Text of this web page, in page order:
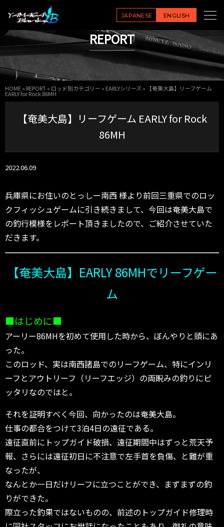
JAPANESE ENGLISH
REPORT
HOME» REPORT» ロッド別カテゴリー » EARLYシリーズ» 【奄美大島】リーフゲーム
EARLY for Rock 86MH
【奄美大島】リーフゲーム EARLY for Rock
86MH
2022.06.09
兵庫県にお住いのとっしー南西 様より前回三重県でのロッ
クフィッシュゲームに引き続きまして、今回は奄美大島で
の釣行模様をレポート頂きましたので、ご紹介させていた
だきます。
【奄美大島】EARLY 86MHでリーフゲー
ム
■はじめに■
アーリー86MHを初めて使用した時から、ぼんやりと頭にあ
った。
このロッド、実は南西諸島でのリーフゲーム、特にインリ
ーフとアウトリーフ（リーフエッジ）の両睨みの釣りにピ
ッタリなのではと。
それを証明すべく今回、向かったのは奄美大島。
仕事の都合をつけて3泊4日の遠征である。
遠征直前にトップガイド破損、遠征期間中はずっと荒天予
報、さらには遠征初日に不注意で左手首を負傷、と難が重
なったが、
なんとか一日だけリーフに立つことができ、まずまずの釣
りができた。
際立った釣果ではないものの、前述のトップガイド修理時